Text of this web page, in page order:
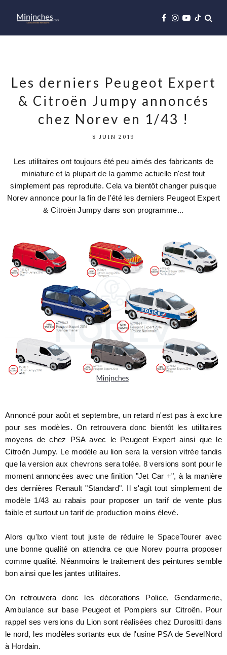
Les derniers Peugeot Expert
& Citroën Jumpy annoncés
chez Norev en 1/43 !
8 JUIN 2019
Les utilitaires ont toujours été peu aimés des fabricants de
miniature et la plupart de la gamme actuelle n'est tout
simplement pas reproduite. Cela va bientôt changer puisque
Norev annonce pour la fin de l'été les derniers Peugeot Expert
& Citroën Jumpy dans son programme...
Annoncé pour août et septembre, un retard n'est pas à exclure
pour ses modèles. On retrouvera donc bientôt les utilitaires
moyens de chez PSA avec le Peugeot Expert ainsi que le
Citroën Jumpy. Le modèle au lion sera la version vitrée tandis
que la version aux chevrons sera tolée. 8 versions sont pour le
moment annoncées avec une finition "Jet Car +", à la manière
des dernières Renault "Standard". Il s'agit tout simplement de
modèle 1/43 au rabais pour proposer un tarif de vente plus
faible et surtout un tarif de production moins élevé.
Alors qu'Ixo vient tout juste de réduire le SpaceTourer avec
une bonne qualité on attendra ce que Norev pourra proposer
comme qualité. Néanmoins le traitement des peintures semble
bon ainsi que les jantes utilitaires.
On retrouvera donc les décorations Police, Gendarmerie,
Ambulance sur base Peugeot et Pompiers sur Citroën. Pour
rappel ses versions du Lion sont réalisées chez Durositti dans
le nord, les modèles sortants eux de l'usine PSA de SevelNord
à Hordain.